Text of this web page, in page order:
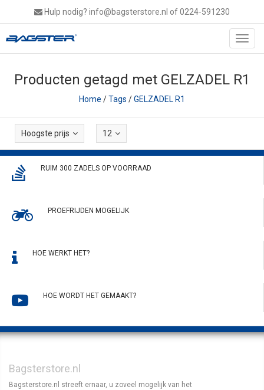
Hulp nodig? info@bagsterstore.nl of 0224-591230
Producten getagd met GELZADEL R1
Home /Tags /GELZADEL R1
Hoogste prijs 12
RUIM 300 ZADELS OP VOORRAAD
PROEFRIJDEN MOGELIJK
HOE WERKT HET?
HOE WORDT HET GEMAAKT?
Bagsterstore.nl
Bagsterstore.nl streeft ernaar, u zoveel mogelijk van het